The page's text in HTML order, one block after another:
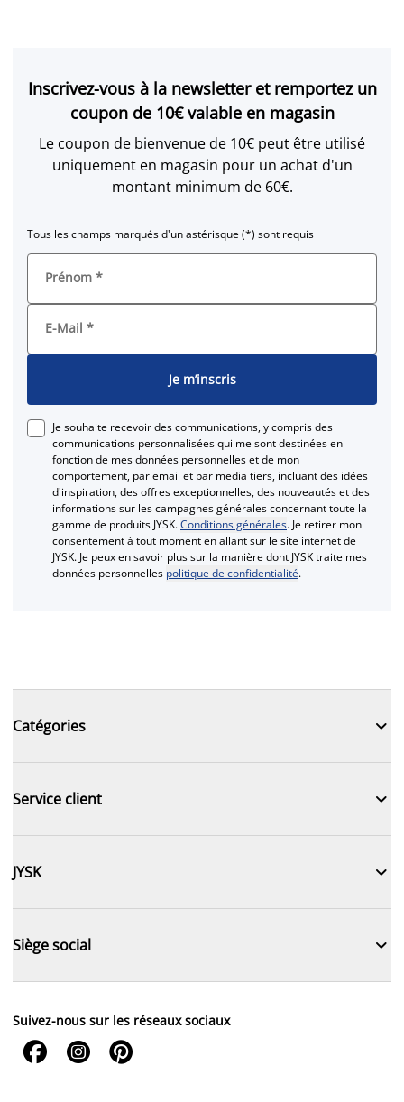
Inscrivez-vous à la newsletter et remportez un
coupon de 10€ valable en magasin
Le coupon de bienvenue de 10€ peut être utilisé
uniquement en magasin pour un achat d'un
montant minimum de 60€.
Tous les champs marqués d'un astérisque (*) sont requis
Prénom *
E-Mail *
Je m’inscris
Je souhaite recevoir des communications, y compris des
communications personnalisées qui me sont destinées en
fonction de mes données personnelles et de mon
comportement, par email et par media tiers, incluant des idées
d'inspiration, des offres exceptionnelles, des nouveautés et des
informations sur les campagnes générales concernant toute la
gamme de produits JYSK.Conditions générales. Je retirer mon
consentement à tout moment en allant sur le site internet de
JYSK. Je peux en savoir plus sur la manière dont JYSK traite mes
données personnelles politique de confidentialité.
Catégories 
Service client 
JYSK 
Siège social 
Suivez-nous sur les réseaux sociaux
  